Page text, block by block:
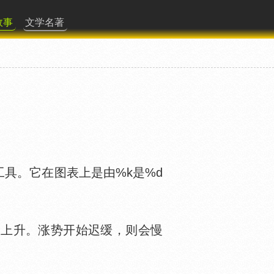
事 文学名著
。它在图表上是由%k是%d
。涨势开始迟缓，则会慢